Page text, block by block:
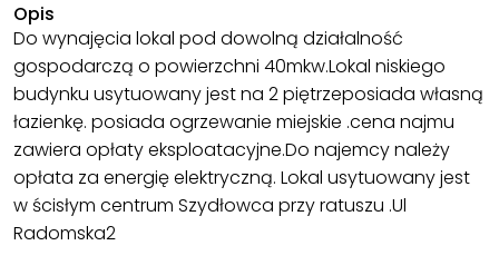
Opis
Do wynajęcia lokal pod dowolną działalność
gospodarczą o powierzchni 40mkw.Lokal niskiego
budynku usytuowany jest na 2 piętrzeposiada własną
łazienkę. posiada ogrzewanie miejskie .cena najmu
zawiera opłaty eksploatacyjne.Do najemcy należy
opłata za energię elektryczną. Lokal usytuowany jest
w ścisłym centrum Szydłowca przy ratuszu .Ul
Radomska2